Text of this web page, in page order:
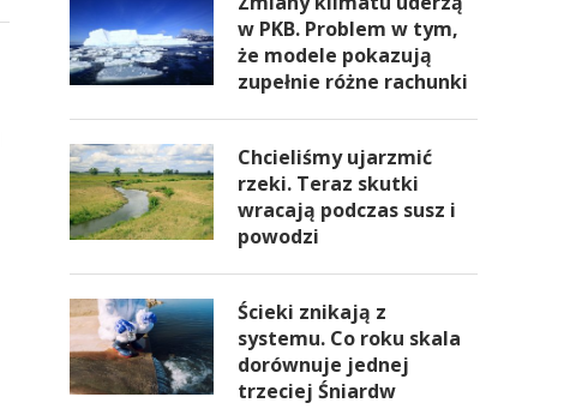
w PKB. Problem w tym,
że modele pokazują
zupełnie różne rachunki
Chcieliśmy ujarzmić
rzeki. Teraz skutki
wracają podczas susz i
powodzi
Ścieki znikają z
systemu. Co roku skala
dorównuje jednej
trzeciej Śniardw